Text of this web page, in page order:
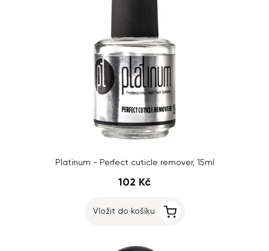
Platinum - Perfect cuticle remover, 15ml
102 Kč
Vložit do košíku